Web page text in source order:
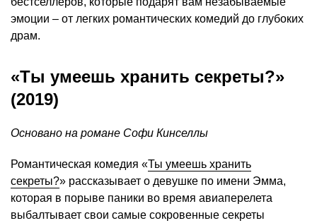
эмоции – от легких романтических комедий до глубоких
драм.
«Ты умеешь хранить секреты?»
(2019)
Основано на романе Софи Кинселлы
Романтическая комедия «Ты умеешь хранить
секреты?» рассказывает о девушке по имени Эмма,
которая в порыве паники во время авиаперелета
выбалтывает свои самые сокровенные секреты